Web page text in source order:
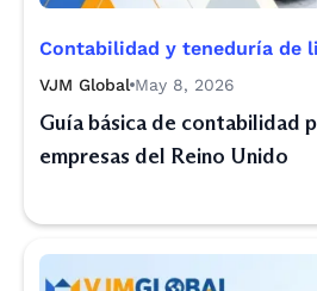
Contabilidad y teneduría de
VJM Global May 8, 2026
Guía básica de contabilidad
empresas del Reino Unido